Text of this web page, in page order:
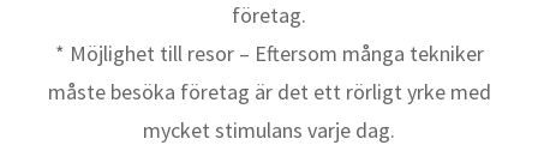
företag.
* Möjlighet till resor – Eftersom många tekniker
måste besöka företag är det ett rörligt yrke med
mycket stimulans varje dag.